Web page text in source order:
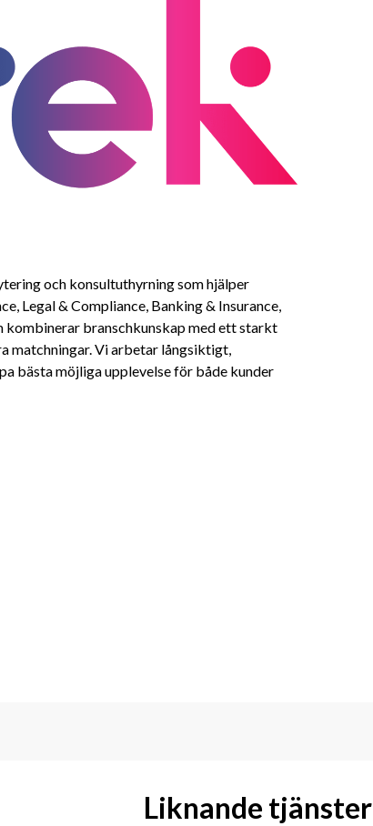
och konsultuthyrning som hjälper
Legal & Compliance, Banking & Insurance,
kombinerar branschkunskap med ett starkt
matchningar. Vi arbetar långsiktigt,
bästa möjliga upplevelse för både kunder
Liknande tjänster